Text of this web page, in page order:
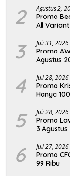
2 Agustus 2,
Promo
All
3 Juli 31, 2026
Promo
Agustus
4 Juli 28, 2026
Promo
Hanya
5 Juli 28, 2026
Promo
3 Agustus
6 Juli 27, 2026
Promo
99 Ribu